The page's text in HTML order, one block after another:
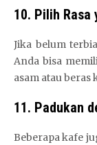
10. Pilih Rasa
Jika belum
Anda bisa
asam atau beras
11. Padukan
Beberapa kafe